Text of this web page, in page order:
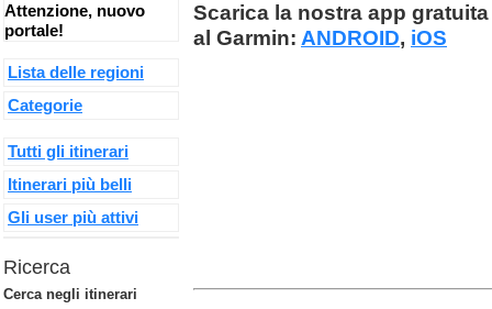
Scarica la nostra app
al Garmin: ANDROID, iOS
Attenzione, nuovo
portale!
Lista delle regioni
Categorie
Tutti gli itinerari
Itinerari più belli
Gli user più attivi
Ricerca
Cerca negli itinerari